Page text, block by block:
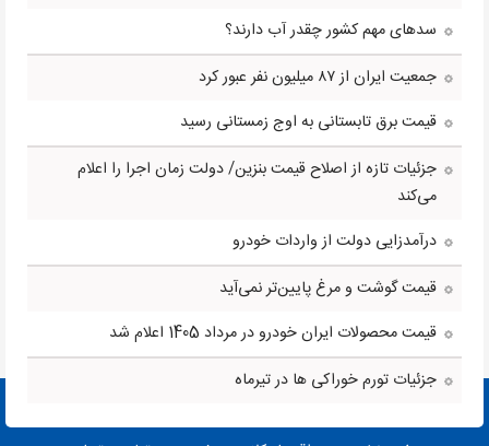
بیمارستان و زایشگاه عیوض زاده
بیمارستان البرز کرج
بیمارستان ام البنین
سدهای مهم کشور چقدر آب دارند؟
جمعیت ایران از ۸۷ میلیون نفر عبور کرد
قیمت برق تابستانی به اوج زمستانی رسید
جزئیات تازه از اصلاح قیمت بنزین/ دولت زمان اجرا را اعلام
می‌کند
درآمدزایی دولت از واردات خودرو
قیمت گوشت و مرغ پایین‌تر نمی‌آید
قیمت محصولات ایران خودرو در مرداد 1405 اعلام شد
جزئیات تورم خوراکی ها در تیرماه